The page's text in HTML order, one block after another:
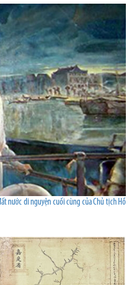
nước di nguyện cuối cùng của Chủ tịch Hồ